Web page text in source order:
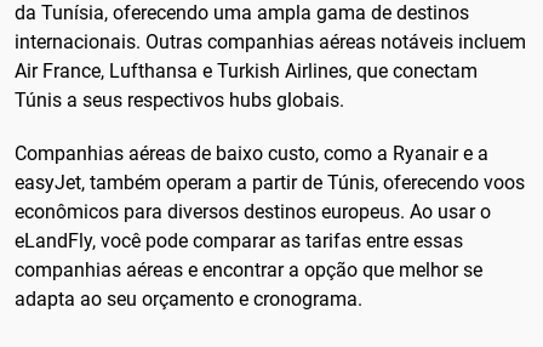
da Tunísia, oferecendo uma ampla gama de destinos
internacionais. Outras companhias aéreas notáveis incluem
Air France, Lufthansa e Turkish Airlines, que conectam
Túnis a seus respectivos hubs globais.
Companhias aéreas de baixo custo, como a Ryanair e a
easyJet, também operam a partir de Túnis, oferecendo voos
econômicos para diversos destinos europeus. Ao usar o
eLandFly, você pode comparar as tarifas entre essas
companhias aéreas e encontrar a opção que melhor se
adapta ao seu orçamento e cronograma.